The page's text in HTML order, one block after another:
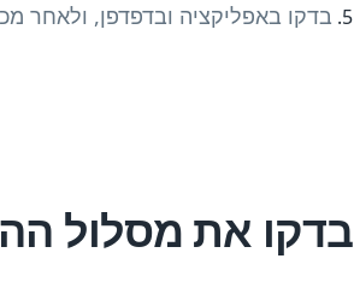
בדקו באפליקציה ובדפדפן, ולאחר
בדקו את מסלול